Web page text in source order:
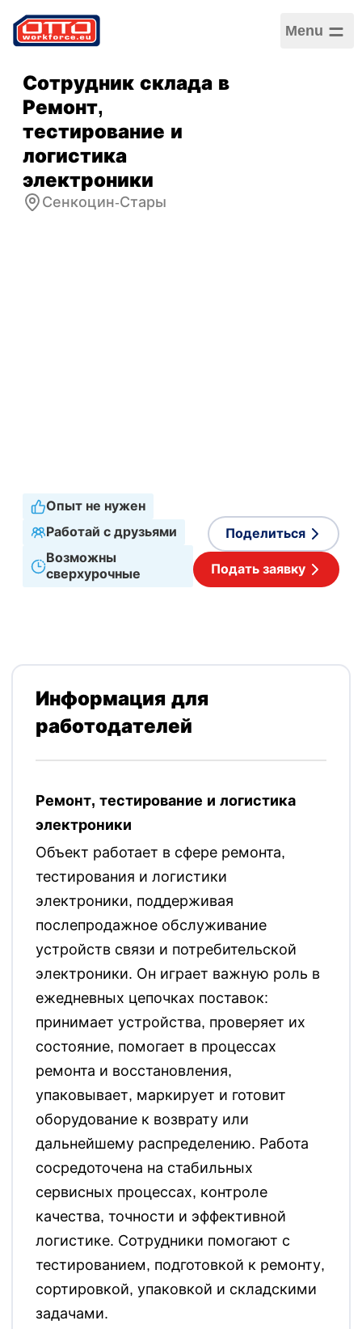
Menu
Сотрудник склада в
Ремонт,
тестирование и
логистика
электроники
Сенкоцин-Стары
Опыт не нужен
Работай с друзьями
Возможны
сверхурочные
Поделиться
Подать заявку
Информация для
работодателей
Ремонт, тестирование и логистика
электроники
Объект работает в сфере ремонта,
тестирования и логистики
электроники, поддерживая
послепродажное обслуживание
устройств связи и потребительской
электроники. Он играет важную роль в
ежедневных цепочках поставок:
принимает устройства, проверяет их
состояние, помогает в процессах
ремонта и восстановления,
упаковывает, маркирует и готовит
оборудование к возврату или
дальнейшему распределению. Работа
сосредоточена на стабильных
сервисных процессах, контроле
качества, точности и эффективной
логистике. Сотрудники помогают с
тестированием, подготовкой к ремонту,
сортировкой, упаковкой и складскими
задачами.